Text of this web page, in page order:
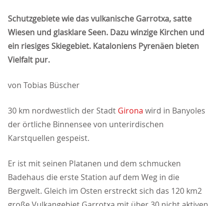
Schutzgebiete wie das vulkanische Garrotxa, satte
Wiesen und glasklare Seen. Dazu winzige Kirchen und
ein riesiges Skiegebiet. Kataloniens Pyrenäen bieten
Vielfalt pur.
von Tobias Büscher
30 km nordwestlich der Stadt Girona wird in Banyoles
der örtliche Binnensee von unterirdischen
Karstquellen gespeist.
Er ist mit seinen Platanen und dem schmucken
Badehaus die erste Station auf dem Weg in die
Bergwelt. Gleich im Osten erstreckt sich das 120 km2